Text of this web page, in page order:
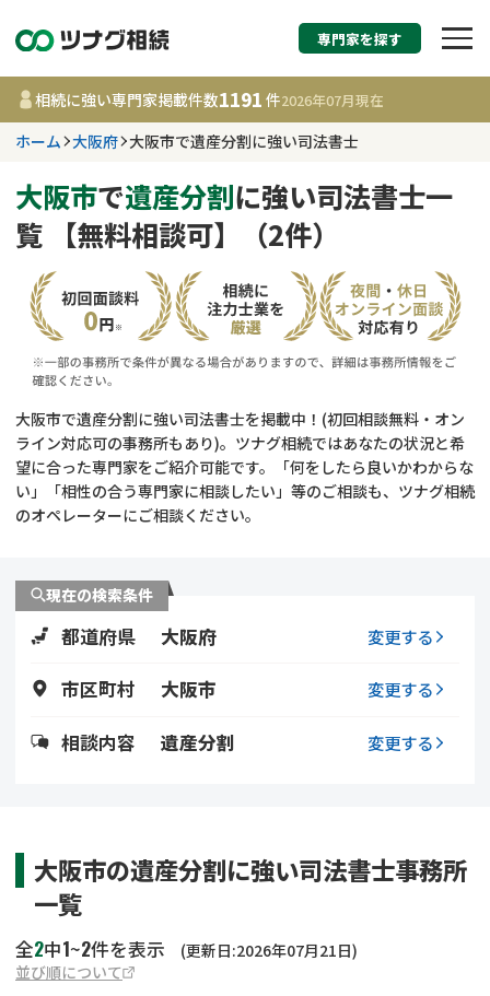
相続税申告・相続手
す
大阪府
事務所
相談内容で探す
相続登記
遺留分侵害額請求
コラム
相続手続き
専門家を探す
相続に強い専門家掲載件数1191 件2026年07月現在
ホーム 大阪府 大阪市で遺産分割に強い司法書士
大阪市で遺産分割に強い司法書士一
覧 【無料相談可】（2件）
大阪市で遺産分割に強い司法書士を掲載中！(初回相談無料・オン
ライン対応可の事務所もあり)。ツナグ相続ではあなたの状況と希
望に合った専門家をご紹介可能です。「何をしたら良いかわからな
い」「相性の合う専門家に相談したい」等のご相談も、ツナグ相続
のオペレーターにご相談ください。
現在の検索条件
都道府県 大阪府 変更する
市区町村 大阪市 変更する
相談内容 遺産分割 変更する
大阪市の遺産分割に強い司法書士事務所
一覧
全2中1~2件を表示
(更新日:2026年07月21日)
並び順について